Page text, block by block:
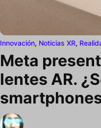
Innovación, Noticias XR,
Meta
lentes AR.